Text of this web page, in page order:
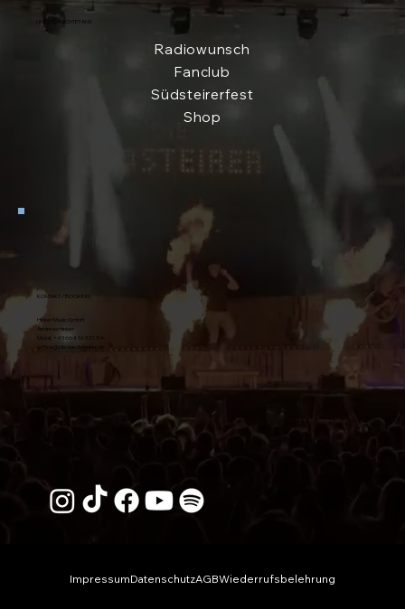
KONTAKT / BOOKING
Hinker Music GmbH
Andreas Hinker
Mobil:
+43 664 16 321 54
office@diesuedsteirer.at
LINKS FÜR ECHTE FANS
Radiowunsch
Fanclub
Südsteirerfest
Shop
ImpressumDatenschutzAGBWiederrufsbelehrung